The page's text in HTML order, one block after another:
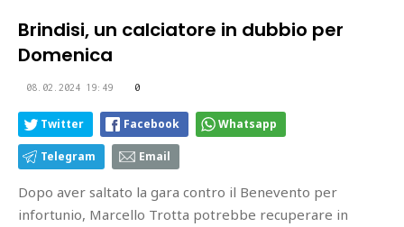
Brindisi, un calciatore in dubbio per
Domenica
08.02.2024 19:49 0
Twitter Facebook Whatsapp
Telegram Email
Dopo aver saltato la gara contro il Benevento per
infortunio, Marcello Trotta potrebbe recuperare in